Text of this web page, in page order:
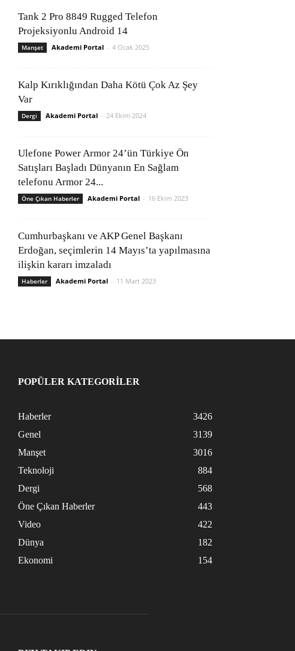
Tank 2 Pro 8849 Rugged Telefon
Projeksiyonlu Android 14
Manşet Akademi Portal - 4 Ocak 2025
Kalp Kırıklığından Daha Kötü Çok Az Şey
Var
Dergi Akademi Portal - 24 Ekim 2024
Ulefone Power Armor 24’ün Türkiye Ön
Satışları Başladı Dünyanın En Sağlam
telefonu Armor 24...
Öne Çıkan Haberler Akademi Portal - 16 Ekim 2023
Cumhurbaşkanı ve AKP Genel Başkanı
Erdoğan, seçimlerin 14 Mayıs’ta yapılmasına
ilişkin kararı imzaladı
Haberler Akademi Portal - 11 Mart 2023
POPÜLER KATEGORİLER
Haberler
3426
Genel
3139
Manşet
3016
Teknoloji
884
Dergi
568
Öne Çıkan Haberler
443
Video
422
Dünya
182
Ekonomi
154